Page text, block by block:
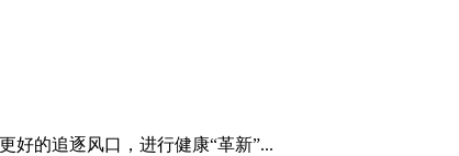
好的追逐风口，进行健康“革新”...